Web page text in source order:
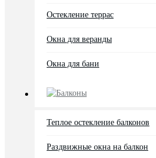
Остекление террас
Окна для веранды
Окна для бани
Балконы
Теплое остекление балконов
Раздвижные окна на балкон